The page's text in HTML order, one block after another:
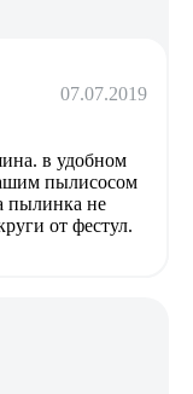
07.07.2019
в удобном
пылисосом
пылинка не
от фестул.